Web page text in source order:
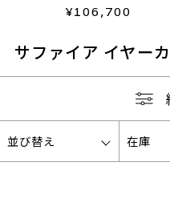
ア/ダイヤモンドイヤー
¥106,700
サファイア イヤー
並び替え 在庫